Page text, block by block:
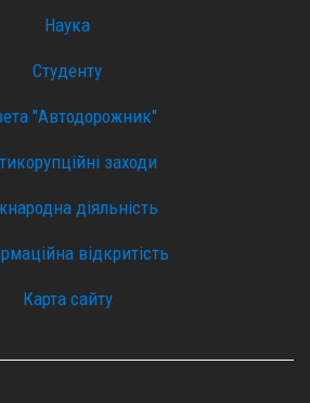
Наука
Студенту
"Автодорожник"
заходи
діяльність
відкритість
Карта сайту